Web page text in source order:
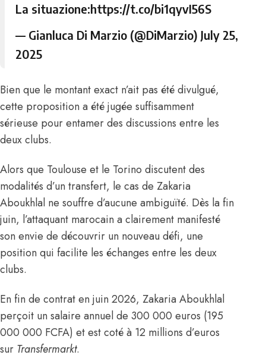
La situazione:https://t.co/bi1qyvI56S
— Gianluca Di Marzio (@DiMarzio) July 25,
2025
Bien que le montant exact n’ait pas été divulgué,
cette proposition a été jugée suffisamment
sérieuse pour entamer des discussions entre les
deux clubs.
Alors que Toulouse et le Torino discutent des
modalités d’un transfert, le cas de Zakaria
Aboukhlal ne souffre d’aucune ambiguïté. Dès la fin
juin, l’attaquant marocain a clairement manifesté
son envie de découvrir un nouveau défi, une
position qui facilite les échanges entre les deux
clubs.
En fin de contrat en juin 2026, Zakaria Aboukhlal
perçoit un salaire annuel de 300 000 euros (195
000 000 FCFA) et est coté à 12 millions d’euros
sur Transfermarkt.